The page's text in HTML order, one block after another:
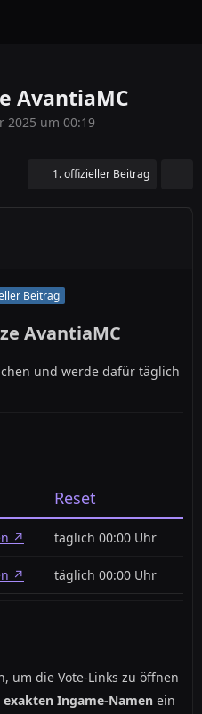
AvantiaMC
2025 um 00:19
1. offizieller Beitrag
Beitrag
AvantiaMC
und werde dafür täglich
Reset
täglich 00:00 Uhr
täglich 00:00 Uhr
um die Vote-Links zu öffnen
exakten Ingame-Namen ein